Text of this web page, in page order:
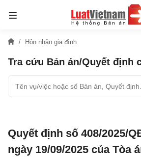
Hôn nhân gia đình
Tra cứu Bản án/Quyết định
Quyết định số 408/2025/
ngày 19/09/2025 của Tòa